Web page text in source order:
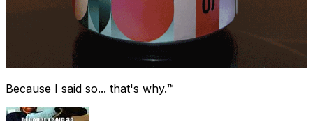
Because I said so... that's why.™